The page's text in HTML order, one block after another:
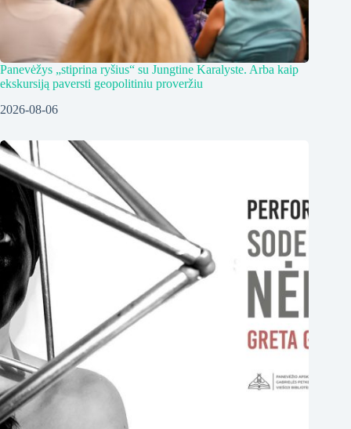
Panevėžys „stiprina ryšius“ su Jungtine Karalyste. Arba kaip
ekskursiją paversti geopolitiniu proveržiu
2026-08-06